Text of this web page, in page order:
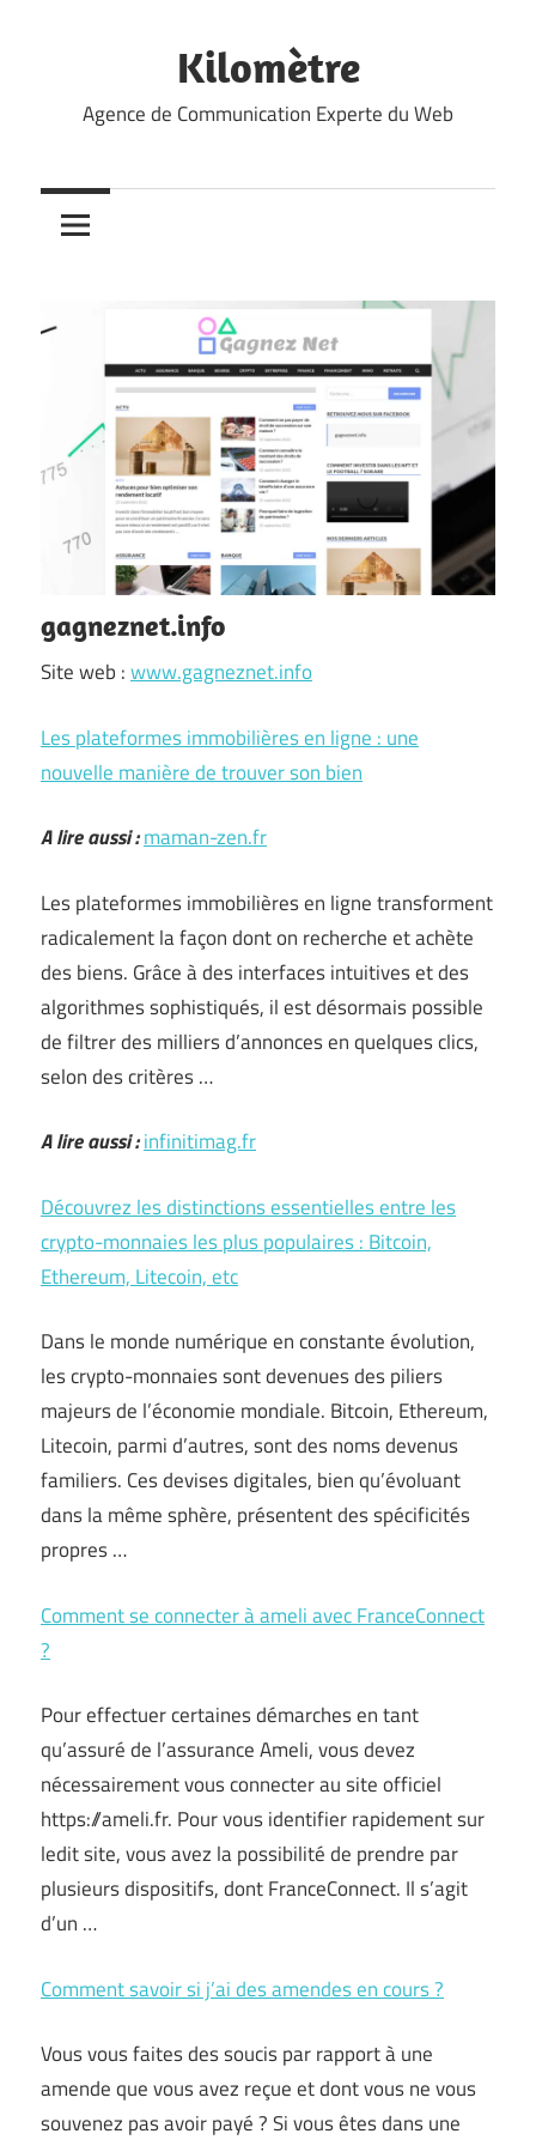
Kilomètre
Agence de Communication Experte du Web
gagneznet.info
Site web :www.gagneznet.info
Les plateformes immobilières en ligne : une
nouvelle manière de trouver son bien
A lire aussi :maman-zen.fr
Les plateformes immobilières en ligne transforment
radicalement la façon dont on recherche et achète
des biens. Grâce à des interfaces intuitives et des
algorithmes sophistiqués, il est désormais possible
de filtrer des milliers d’annonces en quelques clics,
selon des critères …
A lire aussi :infinitimag.fr
Découvrez les distinctions essentielles entre les
crypto-monnaies les plus populaires : Bitcoin,
Ethereum, Litecoin, etc
Dans le monde numérique en constante évolution,
les crypto-monnaies sont devenues des piliers
majeurs de l’économie mondiale. Bitcoin, Ethereum,
Litecoin, parmi d’autres, sont des noms devenus
familiers. Ces devises digitales, bien qu’évoluant
dans la même sphère, présentent des spécificités
propres …
Comment se connecter à ameli avec FranceConnect
?
Pour effectuer certaines démarches en tant
qu’assuré de l’assurance Ameli, vous devez
nécessairement vous connecter au site officiel
https://ameli.fr. Pour vous identifier rapidement sur
ledit site, vous avez la possibilité de prendre par
plusieurs dispositifs, dont FranceConnect. Il s’agit
d’un …
Comment savoir si j’ai des amendes en cours ?
Vous vous faites des soucis par rapport à une
amende que vous avez reçue et dont vous ne vous
souvenez pas avoir payé ? Si vous êtes dans une